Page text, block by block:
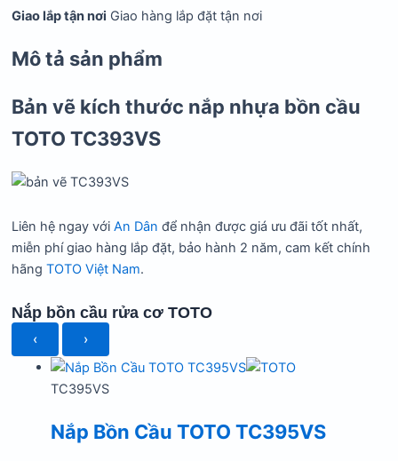
Giao lắp tận nơi Giao hàng lắp đặt tận nơi
Mô tả sản phẩm
Bản vẽ kích thước nắp nhựa bồn cầu
TOTO TC393VS
Liên hệ ngay vớiAn Dân để nhận được giá ưu đãi tốt nhất,
miễn phí giao hàng lắp đặt, bảo hành 2 năm, cam kết chính
hãngTOTO Việt Nam.
Nắp bồn cầu rửa cơ TOTO
‹ ›
TC395VS
Nắp Bồn Cầu TOTO TC395VS